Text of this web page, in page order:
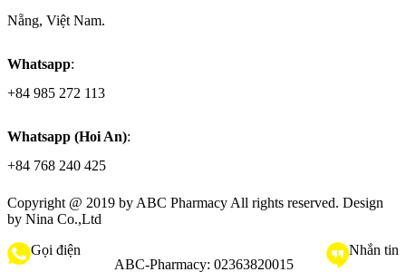
Nẵng, Việt Nam.
Whatsapp:
+84 985 272 113
Whatsapp (Hoi An):
+84 768 240 425
Copyright @ 2019 by ABC Pharmacy All rights reserved. Design
by Nina Co.,Ltd
Gọi điện
ABC-Pharmacy: 02363820015
Nhắn tin